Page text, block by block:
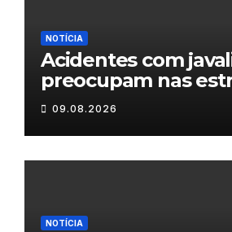
NOTÍCIA
Acidentes com
preocupam nas
Trás-os-Montes
09.08.2026
NOTÍCIA